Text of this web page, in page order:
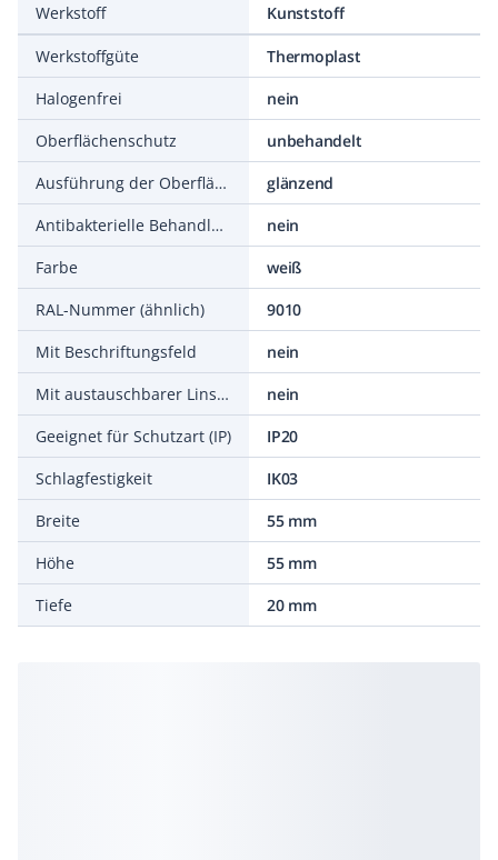
Werkstoff
Kunststoff
Werkstoffgüte
Thermoplast
Halogenfrei
nein
Oberflächenschutz
unbehandelt
Ausführung der Oberfläche
glänzend
Antibakterielle Behandlung
nein
Farbe
weiß
RAL-Nummer (ähnlich)
9010
Mit Beschriftungsfeld
nein
Mit austauschbarer Linse/Symbol
nein
Geeignet für Schutzart (IP)
IP20
Schlagfestigkeit
IK03
Breite
55 mm
Höhe
55 mm
Tiefe
20 mm